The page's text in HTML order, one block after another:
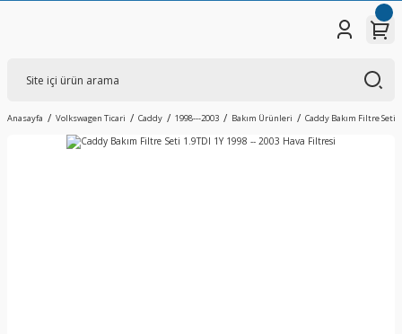
Anasayfa Volkswagen Ticari Caddy 1998---2003 Bakım Ürünleri Caddy Bakım Filtre Seti